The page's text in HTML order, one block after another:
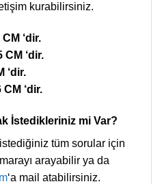
kurabilirsiniz.
‘dir.
‘dir.
‘dir.
‘dir.
İstedikleriniz mi Var?
tüm sorular için
arayabilir ya da
‘a mail atabilirsiniz.